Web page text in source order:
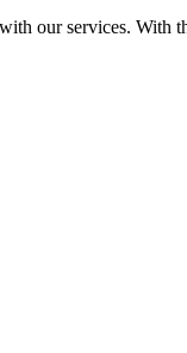
our services. With